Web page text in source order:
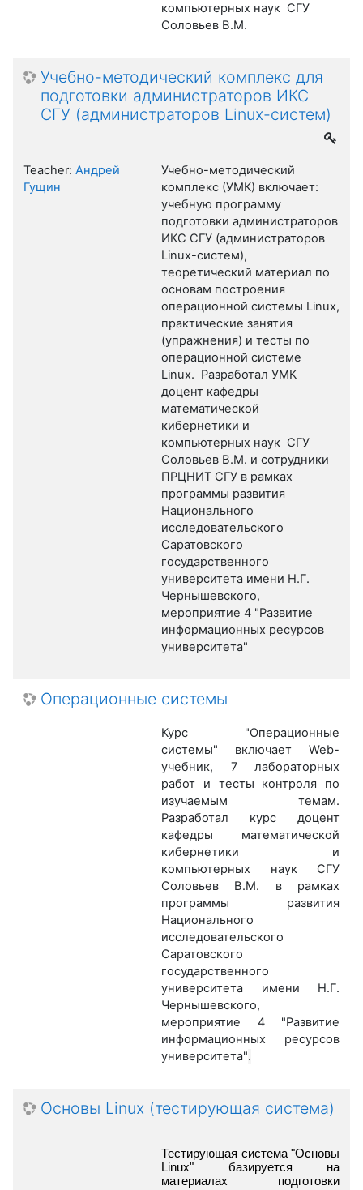
компьютерных наук СГУ
Соловьев В.М.
Учебно-методический комплекс для
подготовки администраторов ИКС
СГУ (администраторов Linux-систем)
Учебно-методический
комплекс (УМК) включает:
учебную программу
подготовки администраторов
ИКС СГУ (администраторов
Linux-систем),
теоретический материал по
основам построения
операционной системы Linux,
практические занятия
(упражнения) и тесты по
операционной системе
Linux. Разработал УМК
доцент кафедры
математической
кибернетики и
компьютерных наук СГУ
Соловьев В.М. и сотрудники
ПРЦНИТ СГУ в рамках
программы развития
Национального
исследовательского
Саратовского
государственного
университета имени Н.Г.
Чернышевского,
мероприятие 4 "Развитие
информационных ресурсов
университета"
Teacher: Андрей
Гущин
Операционные системы
Курс "Операционные
системы" включает Web-
учебник, 7 лабораторных
работ и тесты контроля по
изучаемым темам.
Разработал курс доцент
кафедры математической
кибернетики и
компьютерных наук СГУ
Соловьев В.М. в рамках
программы развития
Национального
исследовательского
Саратовского
государственного
университета имени Н.Г.
Чернышевского,
мероприятие 4 "Развитие
информационных ресурсов
университета".
Основы Linux (тестирующая система)
Тестирующая система "Основы
Linux" базируется на
материалах подготовки